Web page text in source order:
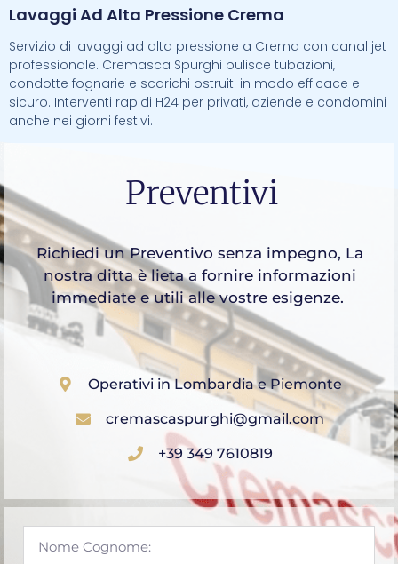
Lavaggi Ad Alta Pressione Crema
Servizio di lavaggi ad alta pressione a Crema con canal jet
professionale. Cremasca Spurghi pulisce tubazioni,
condotte fognarie e scarichi ostruiti in modo efficace e
sicuro. Interventi rapidi H24 per privati, aziende e condomini
anche nei giorni festivi.
Preventivi
Richiedi un Preventivo senza impegno, La
nostra ditta è lieta a fornire informazioni
immediate e utili alle vostre esigenze.
Operativi in Lombardia e Piemonte
cremascaspurghi@gmail.com
+39 349 7610819